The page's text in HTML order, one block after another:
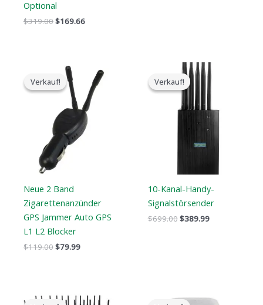
Optional
$319.00$169.66
Verkauf!
Verkauf!
Neue 2 Band
Zigarettenanzünder
GPS Jammer Auto GPS
L1 L2 Blocker
$119.00
Der
ursprüngliche
Preis
war:
$119.00.
$79.99
aktuelle
Preis
ist:
$79.99.
Verkauf!
Verkauf!
10-Kanal-Handy-
Signalstörsender
$699.00
Der
ursprüngliche
Preis
war:
$699.00.
$389.99
$389.99.
ursprüngliche
aktuelle
ursprüngliche